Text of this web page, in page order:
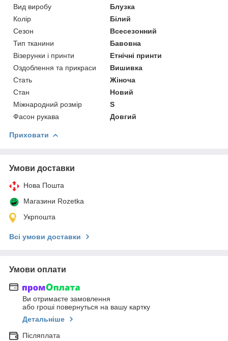
Вид виробу
Блузка
Колір
Білий
Сезон
Всесезонний
Тип тканини
Бавовна
Візерунки і принти
Етнічні принти
Оздоблення та прикраси
Вишивка
Стать
Жіноча
Стан
Новий
Міжнародний розмір
S
Фасон рукава
Довгий
Приховати
Умови доставки
Нова Пошта
Магазини Rozetka
Укрпошта
Всі умови доставки
Умови оплати
Ви отримаєте замовлення
або гроші повернуться на вашу картку
Детальніше
Післяплата